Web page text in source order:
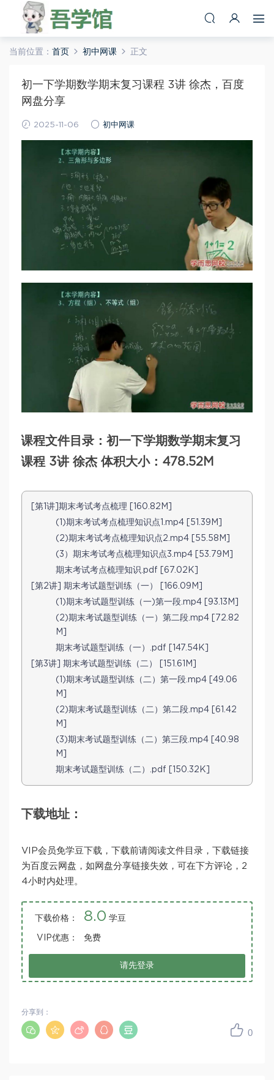
当前位置： 首页 初中网课 正文
初一下学期数学期末复习课程 3讲 徐杰，百度
网盘分享
2025-11-06 初中网课
课程文件目录：初一下学期数学期末复习
课程 3讲 徐杰 体积大小：478.52M
[第1讲]期末考试考点梳理 [160.82M]
(1)期末考试考点梳理知识点1.mp4 [51.39M]
(2)期末考试考点梳理知识点2.mp4 [55.58M]
(3）期末考试考点梳理知识点3.mp4 [53.79M]
期末考试考点梳理知识.pdf [67.02K]
[第2讲] 期末考试题型训练（一） [166.09M]
(1)期末考试题型训练（一)第一段.mp4 [93.13M]
(2)期末考试题型训练（一）第二段.mp4 [72.82
M]
期末考试题型训练（一）.pdf [147.54K]
[第3讲] 期末考试题型训练（二） [151.61M]
(1)期末考试题型训练（二）第一段.mp4 [49.06
M]
(2)期末考试题型训练（二）第二段.mp4 [61.42
M]
(3)期末考试题型训练（二）第三段.mp4 [40.98
M]
期末考试题型训练（二）.pdf [150.32K]
下载地址：
VIP会员免学豆下载，下载前请阅读文件目录，下载链接
为百度云网盘，如网盘分享链接失效，可在下方评论，2
4小时内处理。
下载价格： 8.0 学豆
VIP优惠： 免费
请先登录
0
分享到：